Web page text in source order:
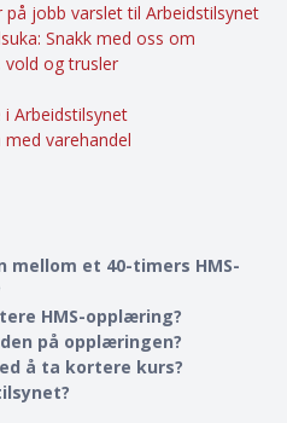
på jobb varslet til Arbeidstilsynet
Snakk med oss om
vold og trusler
Arbeidstilsynet
varehandel
mellom et 40-timers HMS-
HMS-opplæring?
på opplæringen?
å ta kortere kurs?